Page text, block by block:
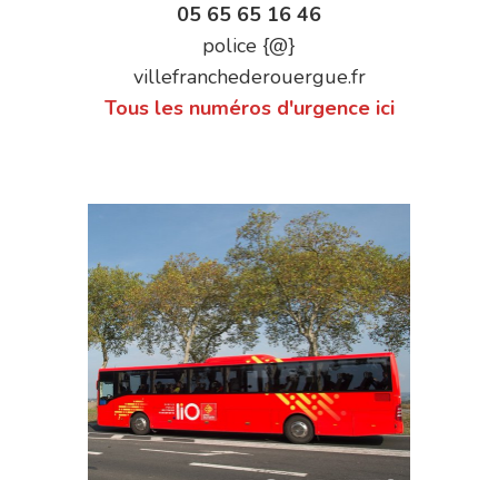
05 65 65 16 46
police {@}
villefranchederouergue.fr
Tous les numéros d'urgence ici